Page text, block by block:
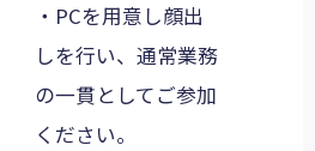
・PCを用意し顔出
しを行い、通常業務
の一貫としてご参加
ください。